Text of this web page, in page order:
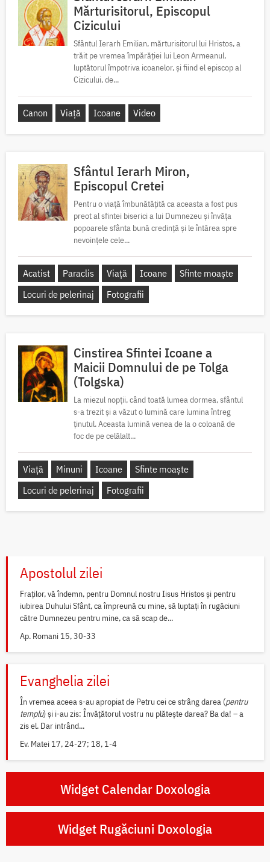
Mărturisitorul, Episcopul
Cizicului
Sfântul Ierarh Emilian, mărturisitorul lui Hristos, a
trăit pe vremea împărăției lui Leon Armeanul,
luptătorul împotriva icoanelor, și fiind el episcop al
Cizicului, de...
Canon Viață Icoane Video
Sfântul Ierarh Miron,
Episcopul Cretei
Pentru o viață îmbunătățită ca aceasta a fost pus
preot al sfintei biserici a lui Dumnezeu și învăța
popoarele sfânta bună credință și le întărea spre
nevoințele cele...
Acatist Paraclis Viață Icoane
Sfinte moaște
Locuri de pelerinaj
Fotografii
Cinstirea Sfintei Icoane a
Maicii Domnului de pe Tolga
(Tolgska)
La miezul nopții, când toată lumea dormea, sfântul
s-a trezit și a văzut o lumină care lumina întreg
ținutul. Aceasta lumină venea de la o coloană de
foc de pe celălalt...
Viață Minuni Icoane
Sfinte moaște
Locuri de pelerinaj
Fotografii
Apostolul zilei
Fraților, vă îndemn, pentru Domnul nostru Iisus Hristos și pentru
iubirea Duhului Sfânt, ca împreună cu mine, să luptați în rugăciuni
către Dumnezeu pentru mine, ca să scap de...
Ap. Romani 15, 30-33
Evanghelia zilei
În vremea aceea s-au apropiat de Petru cei ce strâng darea (pentru
templu) și i-au zis: Învățătorul vostru nu plătește darea? Ba da! – a
zis el. Dar intrând...
Ev. Matei 17, 24-27; 18, 1-4
Widget Calendar Doxologia
Widget Rugăciuni Doxologia